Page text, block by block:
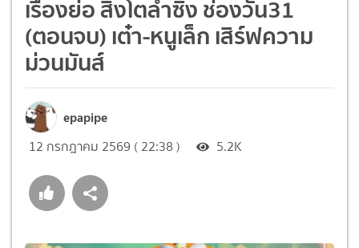
เรื่องย่อ สิงโตลำซิ่ง ช่องวัน31
(ตอนจบ) เต๋า-หนูเล็ก เสิร์ฟความ
ม่วนมันส์
epapipe
12 กรกฎาคม 2569 ( 22:38 ) 5.2K